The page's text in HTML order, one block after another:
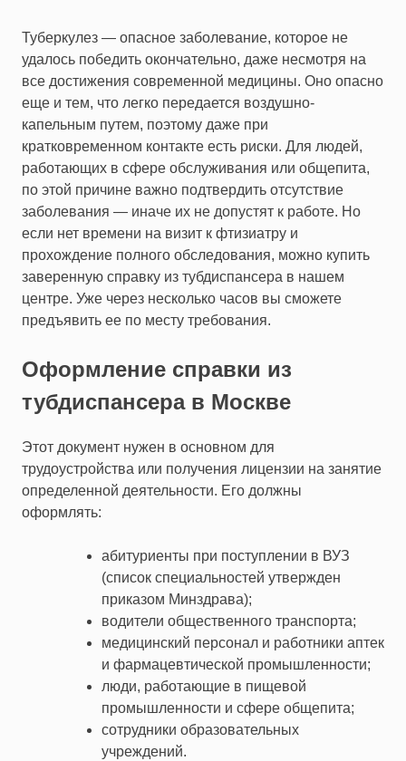
Туберкулез — опасное заболевание, которое не
удалось победить окончательно, даже несмотря на
все достижения современной медицины. Оно опасно
еще и тем, что легко передается воздушно-
капельным путем, поэтому даже при
кратковременном контакте есть риски. Для людей,
работающих в сфере обслуживания или общепита,
по этой причине важно подтвердить отсутствие
заболевания — иначе их не допустят к работе. Но
если нет времени на визит к фтизиатру и
прохождение полного обследования, можно купить
заверенную справку из тубдиспансера в нашем
центре. Уже через несколько часов вы сможете
предъявить ее по месту требования.
Оформление справки из
тубдиспансера в Москве
Этот документ нужен в основном для
трудоустройства или получения лицензии на занятие
определенной деятельности. Его должны
оформлять:
абитуриенты при поступлении в ВУЗ
(список специальностей утвержден
приказом Минздрава);
водители общественного транспорта;
медицинский персонал и работники аптек
и фармацевтической промышленности;
люди, работающие в пищевой
промышленности и сфере общепита;
сотрудники образовательных
учреждений.